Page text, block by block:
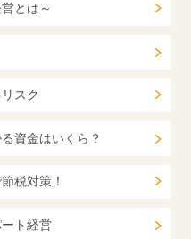
とは～
スク
資金はいくら？
税対策！
ト経営